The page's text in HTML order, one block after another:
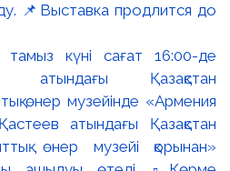
📌Выставка продлится до